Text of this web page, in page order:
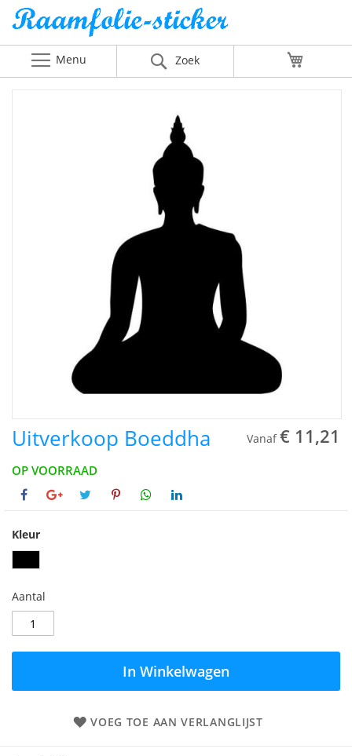
Menu Zoek
Uitverkoop Boeddha Vanaf € 11,21
OP VOORRAAD
Kleur
Aantal
In Winkelwagen
VOEG TOE AAN VERLANGLIJST